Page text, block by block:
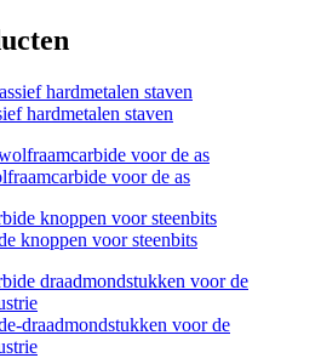
hardmetalen staven
voor de as
knoppen voor steenbits
draadmondstukken voor de